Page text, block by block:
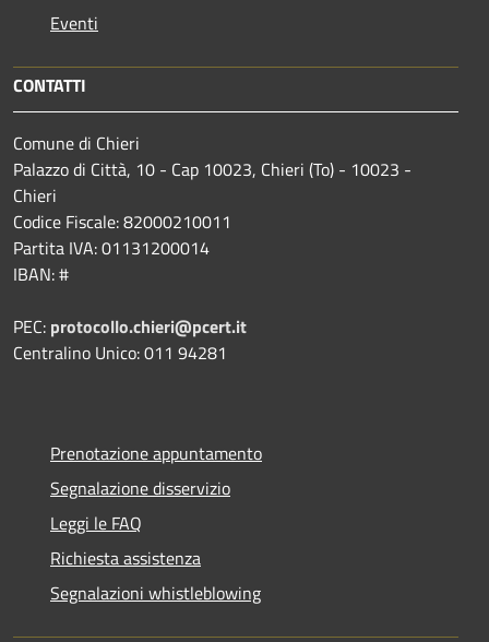
Eventi
CONTATTI
Comune di Chieri
Palazzo di Città, 10 - Cap 10023, Chieri (To) - 10023 -
Chieri
Codice Fiscale: 82000210011
Partita IVA: 01131200014
IBAN: #
PEC: protocollo.chieri@pcert.it
Centralino Unico: 011 94281
Prenotazione appuntamento
Segnalazione disservizio
Leggi le FAQ
Richiesta assistenza
Segnalazioni whistleblowing